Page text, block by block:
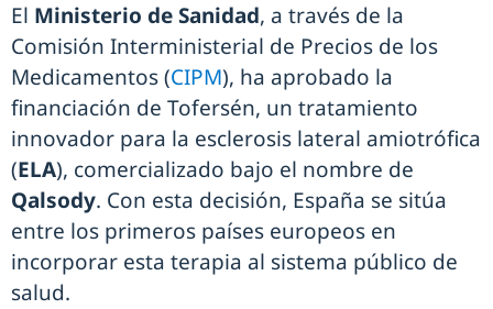
El Ministerio de Sanidad, a través de la
Comisión Interministerial de Precios de los
Medicamentos (CIPM), ha aprobado la
financiación de Tofersén, un tratamiento
innovador para la esclerosis lateral amiotrófica
(ELA), comercializado bajo el nombre de
Qalsody. Con esta decisión, España se sitúa
entre los primeros países europeos en
incorporar esta terapia al sistema público de
salud.